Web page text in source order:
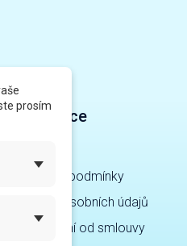
Informace
Obchodní podmínky
Ochrana osobních údajů
Odstoupení od smlouvy
prosím